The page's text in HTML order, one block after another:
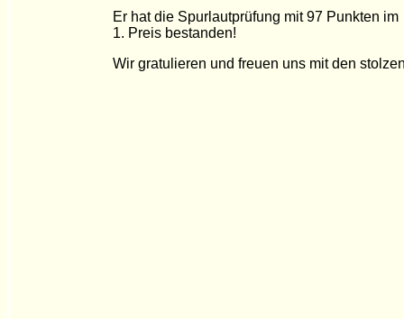
Er hat die Spurlautprüfung mit 97 Punkten im
1. Preis bestanden!
Wir gratulieren und freuen uns mit den